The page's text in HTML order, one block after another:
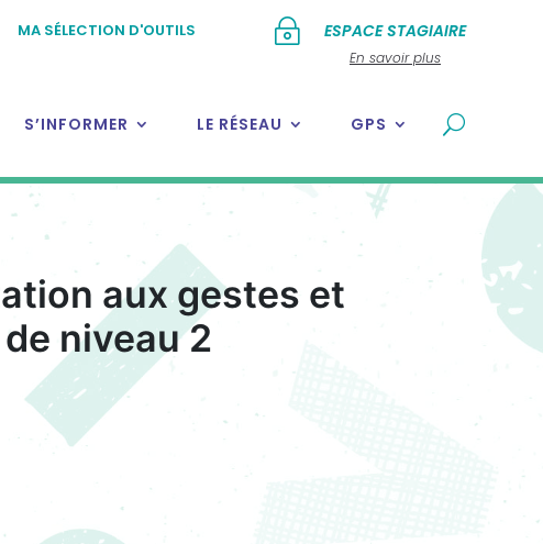
~ ESPACE STAGIAIRE
En savoir plus
MA SÉLECTION D'OUTILS
S’INFORMER LE RÉSEAU GPS
aux gestes et
niveau 2